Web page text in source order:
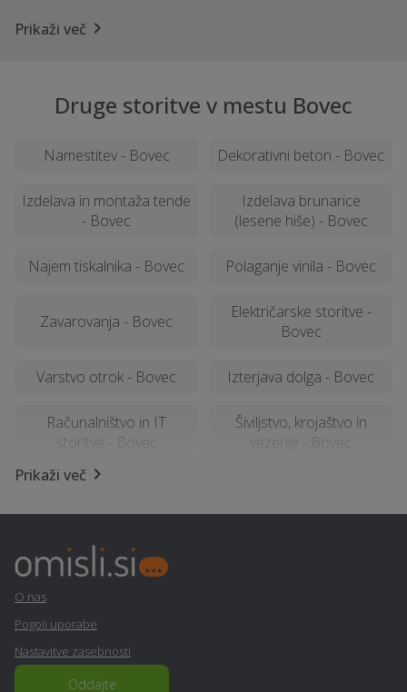
Prikaži več
Druge storitve v mestu Bovec
Namestitev - Bovec Dekorativni beton - Bovec
Izdelava in montaža tende
- Bovec
Izdelava brunarice
(lesene hiše) - Bovec
Najem tiskalnika - Bovec Polaganje vinila - Bovec
Zavarovanja - Bovec
Električarske storitve -
Bovec
Varstvo otrok - Bovec Izterjava dolga - Bovec
Računalništvo in IT
storitve - Bovec
Šiviljstvo, krojaštvo in
vezenje - Bovec
Stenske obloge - Bovec
Razpis - Bovec
Prikaži več
O nas
Pogoji uporabe
Nastavitve zasebnosti
Oddajte